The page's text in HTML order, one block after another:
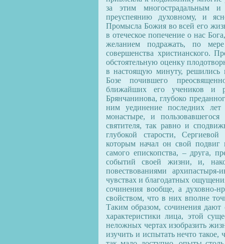
за этим многострадальным
преуспеянию духовному, и
Промысла Божия во всей его
в отеческое попечение о нас
желанием подражать, по
совершенства христианского.
обстоятельную оценку
в настоящую минуту, решились
Бозе почившего
ближайших его учеников и
Брянчанинова, глубоко
ним уединение последних
монастыре, и
святителя, так равно и
глубокой старости,
которым начал он свой
самого епископства, – друга,
событий своей жизни, и,
повествованиями
чувствах и благодатных
сочинения вообще, а духовно-
свойством, что в них вполне
Таким образом, сочинения дают
характеристики лица, этой
неложных чертах изобразить
изучить и испытать нечто